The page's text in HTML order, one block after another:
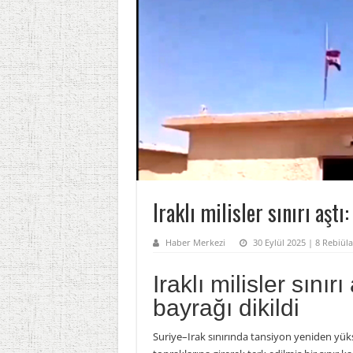
Iraklı milisler sınırı
Haber Merkezi 30 Eylül 2025 | 8
Iraklı milisler
bayrağı dikildi
Suriye–Irak sınırında tansiyon yeniden